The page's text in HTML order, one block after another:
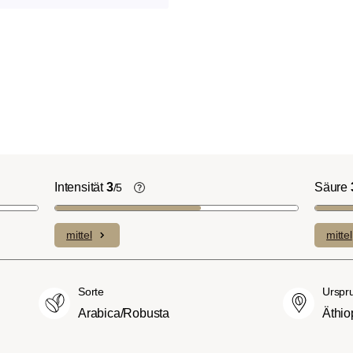
Cinnamon-
ausgeprägte
Säuren bei
bzw.
und weniger
mit
und vollem
Intensität3/5
Die individuellen Aromen der
Intensität einer Sorte, die eher leicht
intensiv und kräftig (5) schmecken
mittel
Säure
mittel
Sorte
Arabica/Robusta